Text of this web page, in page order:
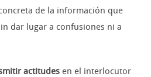
de la información que
dar lugar a confusiones ni a
actitudes en el interlocutor